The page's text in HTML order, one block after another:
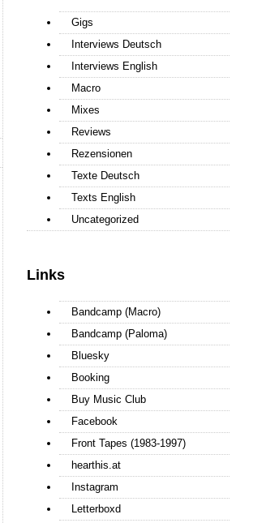
Gigs
Interviews Deutsch
Interviews English
Macro
Mixes
Reviews
Rezensionen
Texte Deutsch
Texts English
Uncategorized
Links
Bandcamp (Macro)
Bandcamp (Paloma)
Bluesky
Booking
Buy Music Club
Facebook
Front Tapes (1983-1997)
hearthis.at
Instagram
Letterboxd